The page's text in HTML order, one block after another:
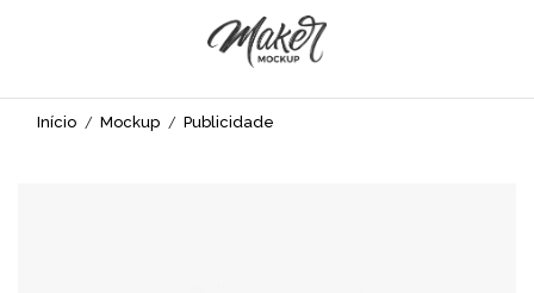
Início / Mockup / Publicidade